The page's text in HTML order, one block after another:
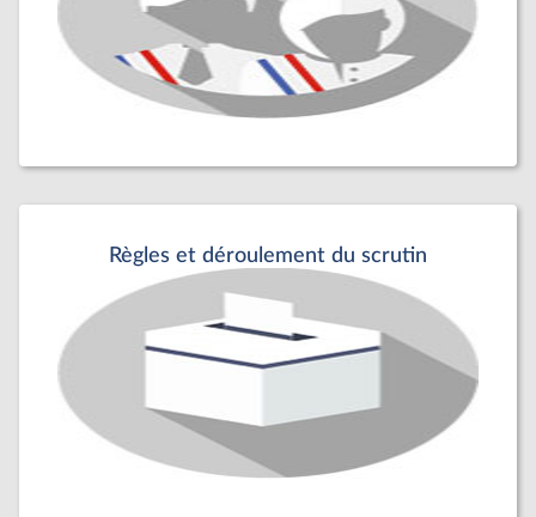
Règles et déroulement du scrutin